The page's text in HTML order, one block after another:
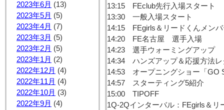
2023年6月 (13)
2023年5月 (5)
2023年4月 (7)
2023年3月 (5)
2023年2月 (5)
2023年1月 (2)
2022年12月 (4)
2022年11月 (4)
2022年10月 (3)
2022年9月 (4)
13:15 FEclub先行入場スタート
13:30 一般入場スタート
14:15 FEgirls＆リードくんメン
14:20 FE名古屋 選手入場
14:23 選手ウォーミングアップ
14:34 ハンズアップ＆応援方法
14:53 オープニングショー「GO
14:57 スターティング5紹介
15:00 TIPOFF
1Q-2Qインターバル：FEgirls＆